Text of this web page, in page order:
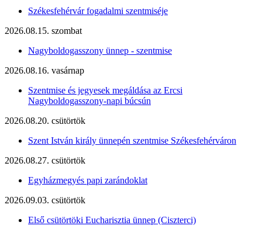
Székesfehérvár fogadalmi szentmiséje
2026.08.15. szombat
Nagyboldogasszony ünnep - szentmise
2026.08.16. vasárnap
Szentmise és jegyesek megáldása az Ercsi
Nagyboldogasszony-napi búcsún
2026.08.20. csütörtök
Szent István király ünnepén szentmise Székesfehérváron
2026.08.27. csütörtök
Egyházmegyés papi zarándoklat
2026.09.03. csütörtök
Első csütörtöki Eucharisztia ünnep (Ciszterci)